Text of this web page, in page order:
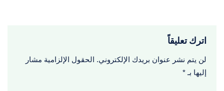
اترك تعليقاً
لن يتم نشر عنوان بريدك الإلكتروني. الحقول الإلزامية مشار
إليها بـ *